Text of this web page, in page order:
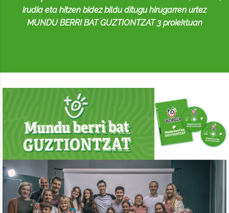
irudia eta hitzen bidez bildu ditugu hirugarren urtez
MUNDU BERRI BAT GUZTIONTZAT 3 proiektuan